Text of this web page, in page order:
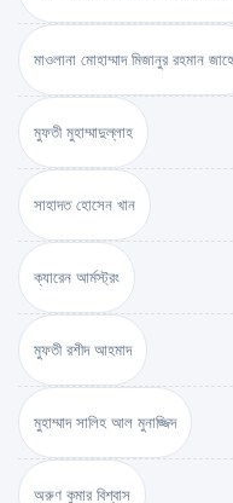
মাওলানা মোহাম্মাদ মিজানুর রহমান
মুফতী মুহাম্মাদুল্লাহ
সাহাদত হোসেন খান
ক্যারেন আর্মস্ট্রং
মুফতী রশীদ আহমাদ
মুহাম্মাদ সালিহ আল মুনাজ্জিদ
অরুণ কুমার বিশ্বাস